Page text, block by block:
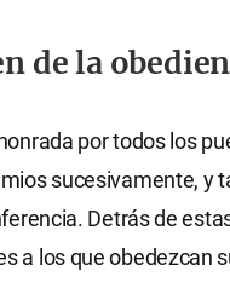
de la
por todos los
sucesivamente, y
Detrás de
a los que obedezcan